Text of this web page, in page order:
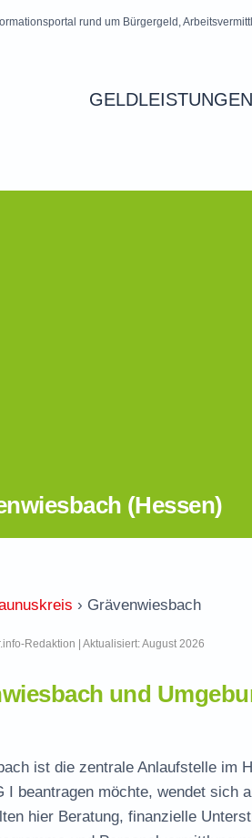
rund um Bürgergeld,
GELDLEISTUNGEN
(Hessen)
› Grävenwiesbach
Redaktion | Aktualisiert: August 2026
und
ist die zentrale Anlaufstelle im
I beantragen möchte, wendet sich
hier Beratung, finanzielle